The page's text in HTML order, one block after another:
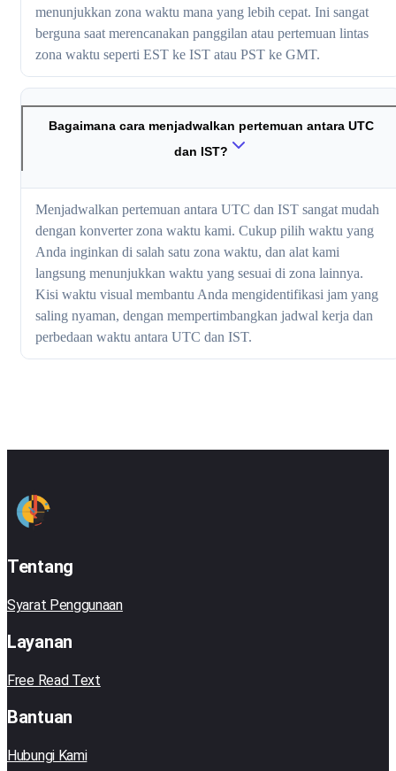
menunjukkan zona waktu mana yang lebih cepat. Ini sangat
berguna saat merencanakan panggilan atau pertemuan lintas
zona waktu seperti EST ke IST atau PST ke GMT.
Bagaimana cara menjadwalkan pertemuan antara UTC
dan IST?
Menjadwalkan pertemuan antara UTC dan IST sangat mudah
dengan konverter zona waktu kami. Cukup pilih waktu yang
Anda inginkan di salah satu zona waktu, dan alat kami
langsung menunjukkan waktu yang sesuai di zona lainnya.
Kisi waktu visual membantu Anda mengidentifikasi jam yang
saling nyaman, dengan mempertimbangkan jadwal kerja dan
perbedaan waktu antara UTC dan IST.
Tentang
Syarat Penggunaan
Layanan
Free Read Text
Bantuan
Hubungi Kami